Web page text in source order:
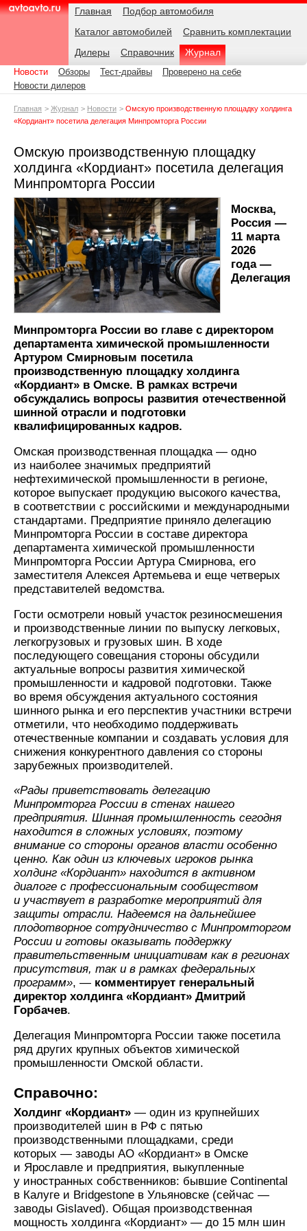
AvtoAvto.ru
Навигация Главная
Подбор автомобиля
Каталог автомобилей
Сравнить комплектации
Дилеры
Справочник Журнал
Подразделы
Новости Обзоры Тест-драйвы
Проверено на себе
Новости дилеров
Родительские
Главная Журнал Новости
Омскую производственную площадку холдинга
«Кордиант» посетила делегация Минпромторга России
Омскую производственную площадку
холдинга «Кордиант» посетила делегация
Минпромторга России
Москва,
Россия —
11 марта
2026
года —
Делегация
Минпромторга России во главе с директором
департамента химической промышленности
Артуром Смирновым посетила
производственную площадку холдинга
«Кордиант» в Омске. В рамках встречи
обсуждались вопросы развития отечественной
шинной отрасли и подготовки
квалифицированных кадров.
Омская производственная площадка — одно
из наиболее значимых предприятий
нефтехимической промышленности в регионе,
которое выпускает продукцию высокого качества,
в соответствии с российскими и международными
стандартами. Предприятие приняло делегацию
Минпромторга России в составе директора
департамента химической промышленности
Минпромторга России Артура Смирнова, его
заместителя Алексея Артемьева и еще четверых
представителей ведомства.
Гости осмотрели новый участок резиносмешения
и производственные линии по выпуску легковых,
легкогрузовых и грузовых шин. В ходе
последующего совещания стороны обсудили
актуальные вопросы развития химической
промышленности и кадровой подготовки. Также
во время обсуждения актуального состояния
шинного рынка и его перспектив участники встречи
отметили, что необходимо поддерживать
отечественные компании и создавать условия для
снижения конкурентного давления со стороны
зарубежных производителей.
«Рады приветствовать делегацию
Минпромторга России в стенах нашего
предприятия. Шинная промышленность сегодня
находится в сложных условиях, поэтому
внимание со стороны органов власти особенно
ценно. Как один из ключевых игроков рынка
холдинг «Кордиант» находится в активном
диалоге с профессиональным сообществом
и участвует в разработке мероприятий для
защиты отрасли. Надеемся на дальнейшее
плодотворное сотрудничество с Минпромторгом
России и готовы оказывать поддержку
правительственным инициативам как в регионах
присутствия, так и в рамках федеральных
программ», — комментирует генеральный
директор холдинга «Кордиант» Дмитрий
Горбачев.
Делегация Минпромторга России также посетила
ряд других крупных объектов химической
промышленности Омской области.
Справочно:
Холдинг «Кордиант» — один из крупнейших
производителей шин в РФ с пятью
производственными площадками, среди
которых — заводы АО «Кордиант» в Омске
и Ярославле и предприятия, выкупленные
у иностранных собственников: бывшие Continental
в Калуге и Bridgestone в Ульяновске (сейчас —
заводы Gislaved). Общая производственная
мощность холдинга «Кордиант» — до 15 млн шин
Дата: